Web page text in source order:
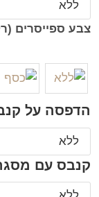
צבע ספייסרים
הדפסה על
קנבס עם